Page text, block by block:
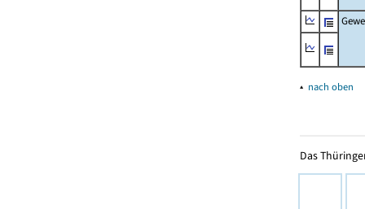
▴ nach oben
Das